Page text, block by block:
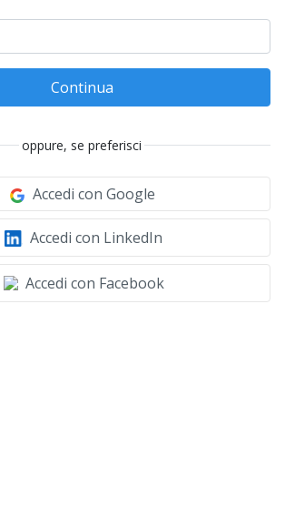
Continua
oppure, se preferisci
Accedi con Google
Accedi con LinkedIn
Accedi con Facebook